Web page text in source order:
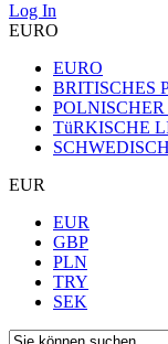
Log In
EURO
EURO
BRITISCHES
POLNISCHER
TüRKISCHE
EUR
EUR
GBP
PLN
TRY
SEK